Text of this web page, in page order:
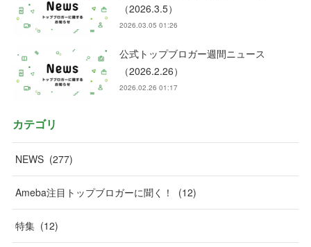
（2026.3.5）
2026.03.05 01:26
公式トップブロガー週間ニュース
（2026.2.26）
2026.02.26 01:17
カテゴリ
NEWS (277)
Ameba注目トップブロガーに聞く！ (12)
特集 (12)